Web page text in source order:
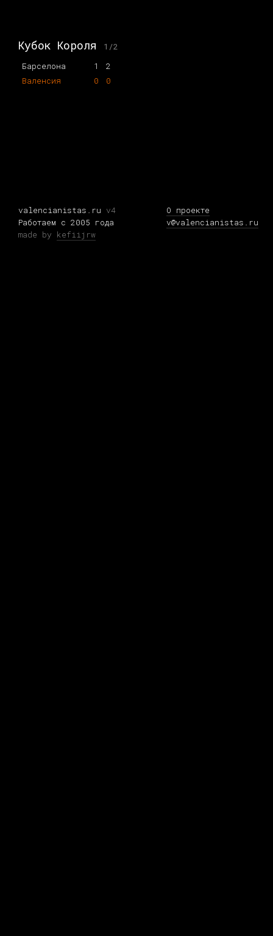
Кубок Короля
1/2
Барселона
1
2
Валенсия
0 0
valencianistas.ru v4
Работаем с 2005 года
made by kefiijrw
О проекте
v@valencianistas.ru